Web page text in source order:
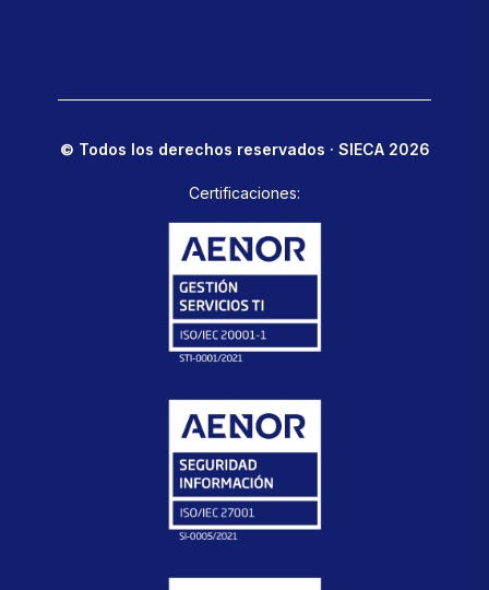
© Todos los derechos reservados · SIECA 2026
Certificaciones: